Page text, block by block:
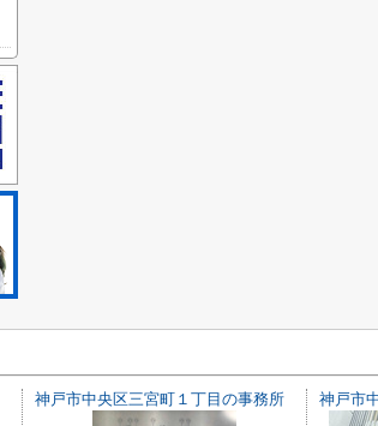
神戸市中央区三宮町１丁目の事務所